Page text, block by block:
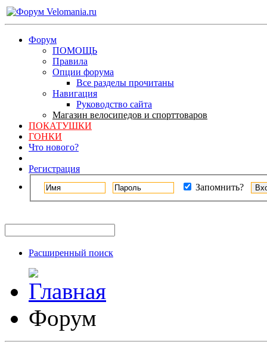
Форум
ПОМОЩЬ
Правила
Опции форума
Все разделы прочитаны
Навигация
Руководство сайта
Магазин велосипедов и спорттоваров
ПОКАТУШКИ
ГОНКИ
Что нового?
Регистрация
Запомнить?
Расширенный поиск
Форум